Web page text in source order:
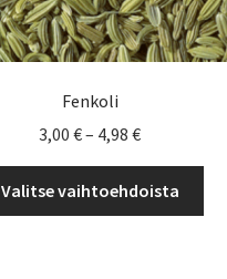
Fenkoli
3,00 €– 4,98 €Hintaluokka:
3,00 €
-
4,98 €
Valitse vaihtoehdoista